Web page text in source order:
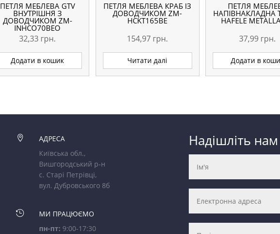
ПЕТЛЯ МЕБЛЕВА GTV
ВНУТРІШНЯ З
ДОВОДЧИКОМ ZM-
INHCO70BEO
32,33 грн.
Додати в кошик
ПЕТЛЯ МЕБЛЕВА КРАБ ІЗ
ДОВОДЧИКОМ ZM-
HCKT165BE
154,97 грн.
Читати далі
ПЕТЛЯ
НАПІВНАКЛАДНА
HAFELE
37,99 грн.
Додати в

АДРЕСА
Київська обл.,
Вишгородський р-н
с. Старі Петрівці,
вул. Дубровського 8б

МИ ПРАЦЮЄМО
пн-пт: 9:00-17:30
Надішліть